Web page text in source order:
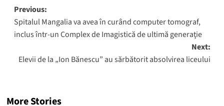
Post
navigation
Previous:
Spitalul Mangalia va avea în curând computer tomograf,
inclus într-un Complex de Imagistică de ultimă generaţie
Next:
Elevii de la „Ion Bănescu” au sărbătorit absolvirea liceului
More Stories